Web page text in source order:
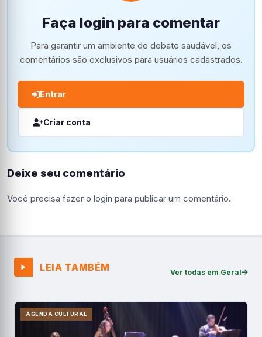
Faça login para comentar
Para garantir um ambiente de debate saudável, os
comentários são exclusivos para usuários cadastrados.
Entrar
Criar conta
Deixe seu comentário
Você precisa fazer o login para publicar um comentário.
LEIA TAMBÉM Ver todas em Geral
AGENDA CULTURAL